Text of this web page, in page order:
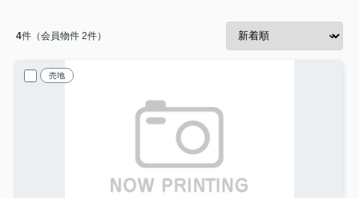
4件（会員物件 2件）
売地